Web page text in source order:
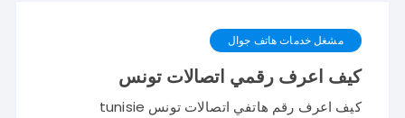
مشغل خدمات هاتف جوال
كيف اعرف رقمي اتصالات تونس
كيف اعرف رقم هاتفي اتصالات تونس tunisie